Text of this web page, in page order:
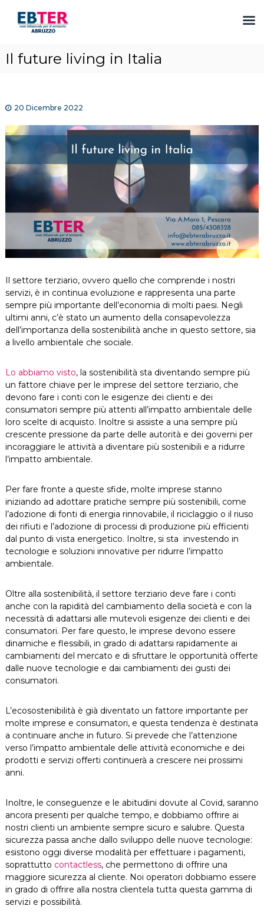
Il future living in Italia
20 Dicembre 2022
Il settore terziario, ovvero quello che comprende i nostri
servizi, è in continua evoluzione e rappresenta una parte
sempre più importante dell’economia di molti paesi. Negli
ultimi anni, c’è stato un aumento della consapevolezza
dell’importanza della sostenibilità anche in questo settore, sia
a livello ambientale che sociale.
Lo abbiamo visto, la sostenibilità sta diventando sempre più
un fattore chiave per le imprese del settore terziario, che
devono fare i conti con le esigenze dei clienti e dei
consumatori sempre più attenti all’impatto ambientale delle
loro scelte di acquisto. Inoltre si assiste a una sempre più
crescente pressione da parte delle autorità e dei governi per
incoraggiare le attività a diventare più sostenibili e a ridurre
l’impatto ambientale.
Per fare fronte a queste sfide, molte imprese stanno
iniziando ad adottare pratiche sempre più sostenibili, come
l’adozione di fonti di energia rinnovabile, il riciclaggio o il riuso
dei rifiuti e l’adozione di processi di produzione più efficienti
dal punto di vista energetico. Inoltre, si sta investendo in
tecnologie e soluzioni innovative per ridurre l’impatto
ambientale.
Oltre alla sostenibilità, il settore terziario deve fare i conti
anche con la rapidità del cambiamento della società e con la
necessità di adattarsi alle mutevoli esigenze dei clienti e dei
consumatori. Per fare questo, le imprese devono essere
dinamiche e flessibili, in grado di adattarsi rapidamente ai
cambiamenti del mercato e di sfruttare le opportunità offerte
dalle nuove tecnologie e dai cambiamenti dei gusti dei
consumatori.
L’ecosostenibilità è già diventato un fattore importante per
molte imprese e consumatori, e questa tendenza è destinata
a continuare anche in futuro. Si prevede che l’attenzione
verso l’impatto ambientale delle attività economiche e dei
prodotti e servizi offerti continuerà a crescere nei prossimi
anni.
Inoltre, le conseguenze e le abitudini dovute al Covid, saranno
ancora presenti per qualche tempo, e dobbiamo offrire ai
nostri clienti un ambiente sempre sicuro e salubre. Questa
sicurezza passa anche dallo sviluppo delle nuove tecnologie:
esistono oggi diverse modalità per effettuare i pagamenti,
soprattutto contactless, che permettono di offrire una
maggiore sicurezza al cliente. Noi operatori dobbiamo essere
in grado di offrire alla nostra clientela tutta questa gamma di
servizi e possibilità.